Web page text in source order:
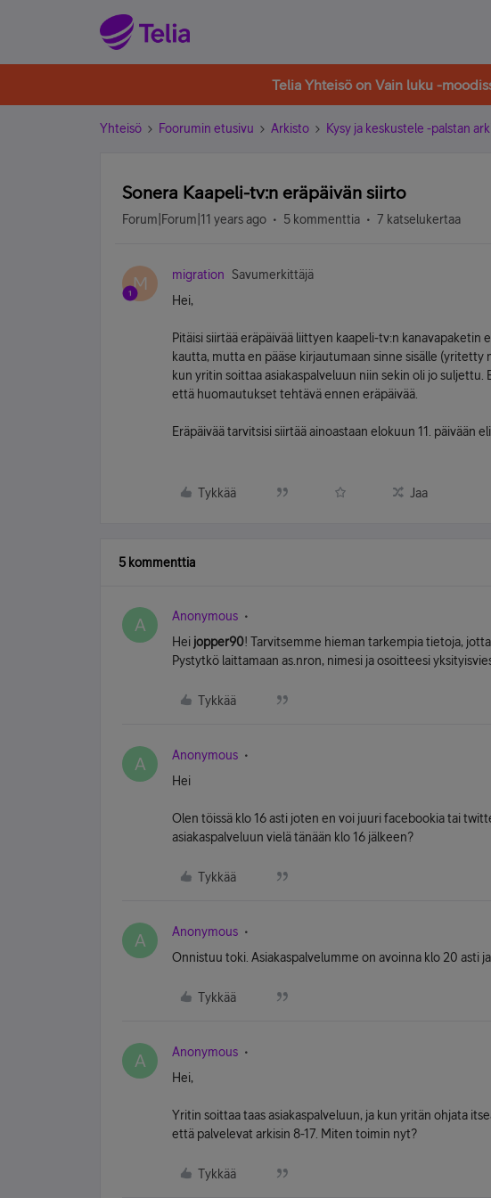
Telia Yhteisö on Vain luku -
Yhteisö Foorumin etusivu Arkisto Kysy ja keskustele -palstan
Sonera Kaapeli-tv:n eräpäivän siirto
Forum|Forum|11 years ago 5 kommenttia 7 katselukertaa
M migration
Savumerkittäjä
Hei,
Pitäisi siirtää eräpäivää liittyen kaapeli-tv:n kanavapaketin
kautta, mutta en pääse kirjautumaan sinne sisälle
kun yritin soittaa asiakaspalveluun niin sekin oli jo suljettu.
että huomautukset tehtävä ennen eräpäivää.
Eräpäivää tarvitsisi siirtää ainoastaan elokuun 11. päivään
Tykkää Jaa
5 kommenttia
A Anonymous
Hei jopper90! Tarvitsemme hieman tarkempia tietoja,
Pystytkö laittamaan as.nron, nimesi ja osoitteesi
Tykkää
A Anonymous
Hei
Olen töissä klo 16 asti joten en voi juuri facebookia tai
asiakaspalveluun vielä tänään klo 16 jälkeen?
Tykkää
A Anonymous
Onnistuu toki. Asiakaspalvelumme on avoinna klo 20 asti
Tykkää
A Anonymous
Hei,
Yritin soittaa taas asiakaspalveluun, ja kun yritän ohjata
että palvelevat arkisin 8-17. Miten toimin nyt?
Tykkää